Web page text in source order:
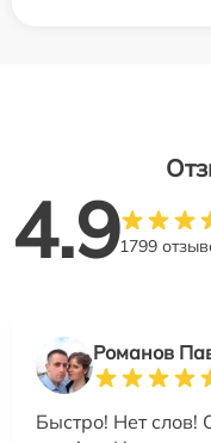
4.91799
Романов
Быстро! Нет слов!